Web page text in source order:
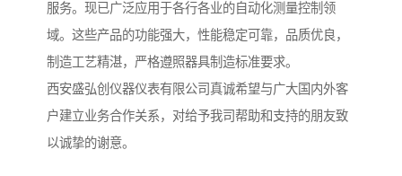
服务。现已广泛应用于各行各业的自动化测量控制领
域。这些产品的功能强大，性能稳定可靠，品质优良，
制造工艺精湛，严格遵照器具制造标准要求。
西安盛弘创仪器仪表有限公司真诚希望与广大国内外客
户建立业务合作关系，对给予我司帮助和支持的朋友致
以诚挚的谢意。